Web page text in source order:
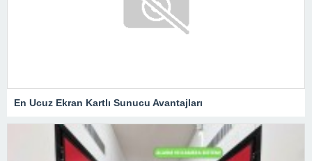
En Ucuz Ekran Kartlı Sunucu Avantajları